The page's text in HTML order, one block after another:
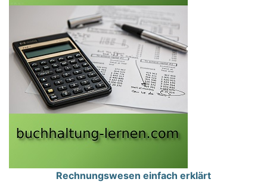
Rechnungswesen einfach erklärt